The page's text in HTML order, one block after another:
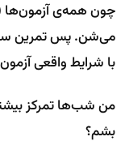
چون همه‌ی آزمون‌ها
می‌شن. پس تمرین
با شرایط واقعی
من شب‌ها تمرکز
بشم؟